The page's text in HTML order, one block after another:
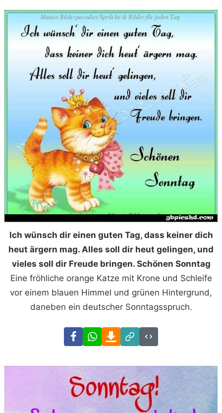
Ich wünsch dir einen guten Tag, dass keiner dich
heut ärgern mag. Alles soll dir heut gelingen, und
vieles soll dir Freude bringen. Schönen Sonntag
Eine fröhliche orange Katze mit Krone und Schleife
vor einem blauen Himmel und grünen Hintergrund,
daneben ein deutscher Sonntagsspruch.
FacebookWhatsAppDownload
Link
Code